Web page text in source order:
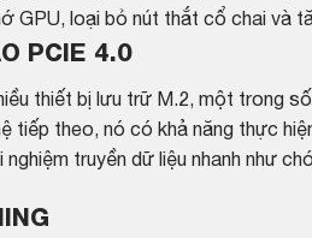
GPU, loại bỏ nút thắt cổ chai và
PCIE 4.0
thiết bị lưu trữ M.2, một trong
tiếp theo, nó có khả năng thực
truyền dữ liệu nhanh như